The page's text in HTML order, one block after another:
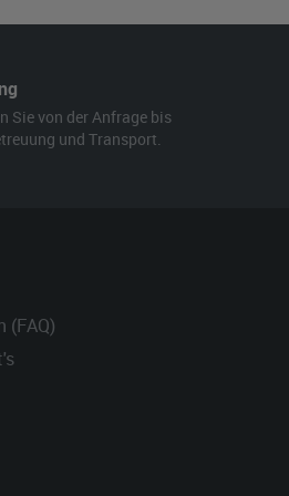
Sie von der Anfrage bis
und Transport.
(FAQ)